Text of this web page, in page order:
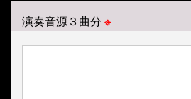
演奏音源３曲分 ※